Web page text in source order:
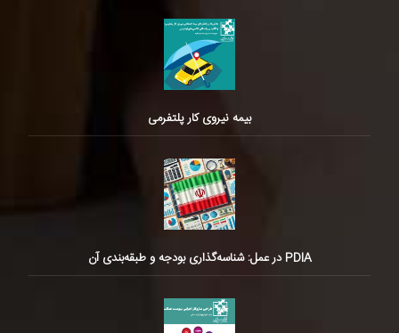
بیمه نیروی کار پلتفرمی
PDIA در عمل: شناسه‌گذاری بودجه و طبقه‌بندی آن